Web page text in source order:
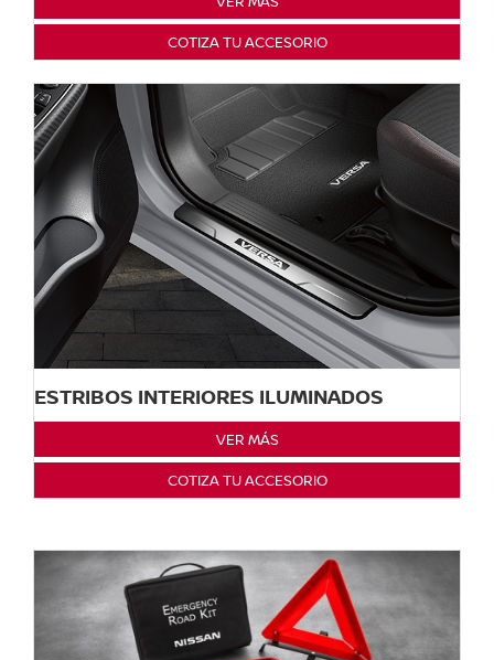
COTIZA TU ACCESORIO
ESTRIBOS INTERIORES ILUMINADOS
VER MÁS
COTIZA TU ACCESORIO